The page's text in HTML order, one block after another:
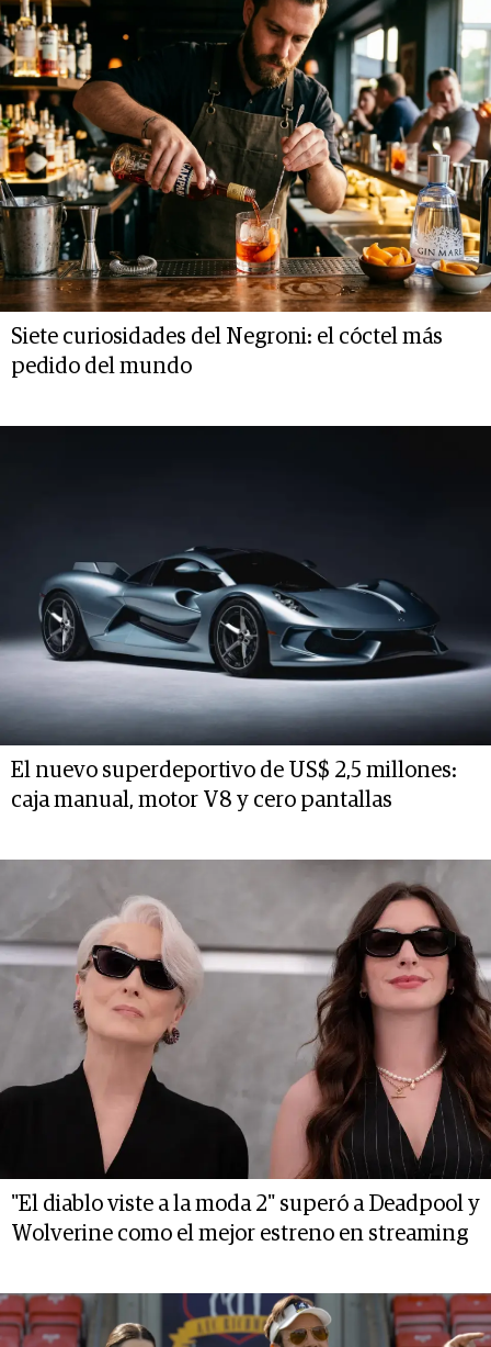
Siete curiosidades del Negroni: el cóctel más
pedido del mundo
El nuevo superdeportivo de US$ 2,5 millones:
caja manual, motor V8 y cero pantallas
"El diablo viste a la moda 2" superó a Deadpool y
Wolverine como el mejor estreno en streaming